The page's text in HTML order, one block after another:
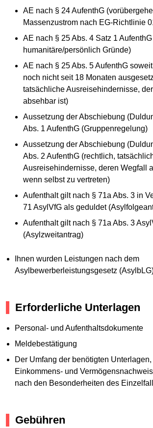
AE nach § 24 AufenthG
Massenzustrom nach EG-Richtlinie
AE nach § 25 Abs. 4 Satz 1
humanitäre/persönlich Gründe)
AE nach § 25 Abs. 5 AufenthG
noch nicht seit 18 Monaten
tatsächliche Ausreisehindernisse,
absehbar ist)
Aussetzung der Abschiebung
Abs. 1 AufenthG (Gruppenregelung)
Aussetzung der Abschiebung
Abs. 2 AufenthG (rechtlich,
Ausreisehindernisse, deren Wegfall
wenn selbst zu vertreten)
Aufenthalt gilt nach § 71a Abs. 3 in
71 AsylVfG als geduldet
Aufenthalt gilt nach § 71a Abs. 3
(Asylzweitantrag)
Ihnen wurden Leistungen nach dem
Asylbewerberleistungsgesetz
Erforderliche Unterlagen
Personal- und Aufenthaltsdokumente
Meldebestätigung
Der Umfang der benötigten
Einkommens- und
nach den Besonderheiten des
Gebühren